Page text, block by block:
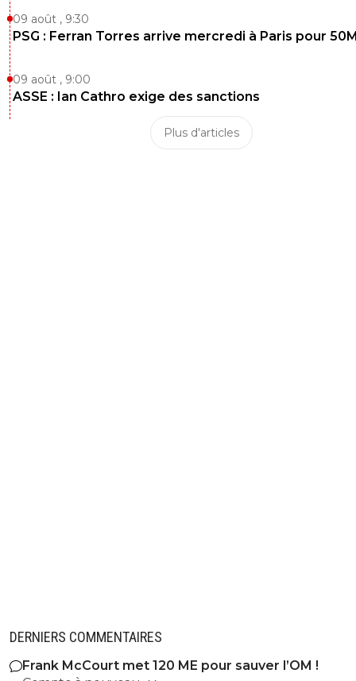
09 août , 9:30
PSG : Ferran Torres arrive mercredi à Paris pour
09 août , 9:00
ASSE : Ian Cathro exige des sanctions
Plus d'articles
DERNIERS COMMENTAIRES
Frank McCourt met 120 ME pour sauver l’OM !